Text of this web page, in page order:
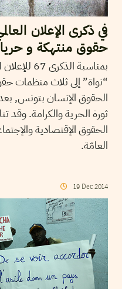
في ذكرى الإعلان
حقوق منتهكة و
بمناسبة
“نواة” إلى ثلاث منظمات
الحقوق الإنسان بتونس,
ثورة الحرية والكرامة. وقد
الحقوق الإقتصادية
العامّة.
19 Dec 2014